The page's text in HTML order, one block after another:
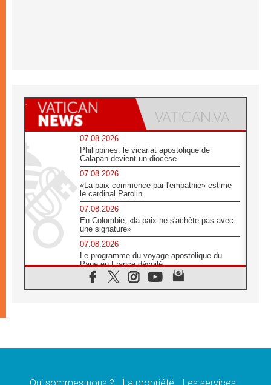
07.08.2026
Philippines: le vicariat apostolique de
Calapan devient un diocèse
07.08.2026
«La paix commence par l'empathie» estime
le cardinal Parolin
07.08.2026
En Colombie, «la paix ne s'achète pas avec
une signature»
07.08.2026
Le programme du voyage apostolique du
Pape en France dévoilé
07.08.2026
1ère Conférence continentale sur l'éducation
07.08.2026